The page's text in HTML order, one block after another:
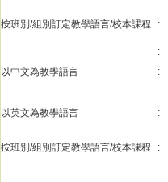
按班別/組別訂定教學語言/校本課程 :
:
以中文為教學語言
:
以英文為教學語言 :
按班別/組別訂定教學語言/校本課程 :